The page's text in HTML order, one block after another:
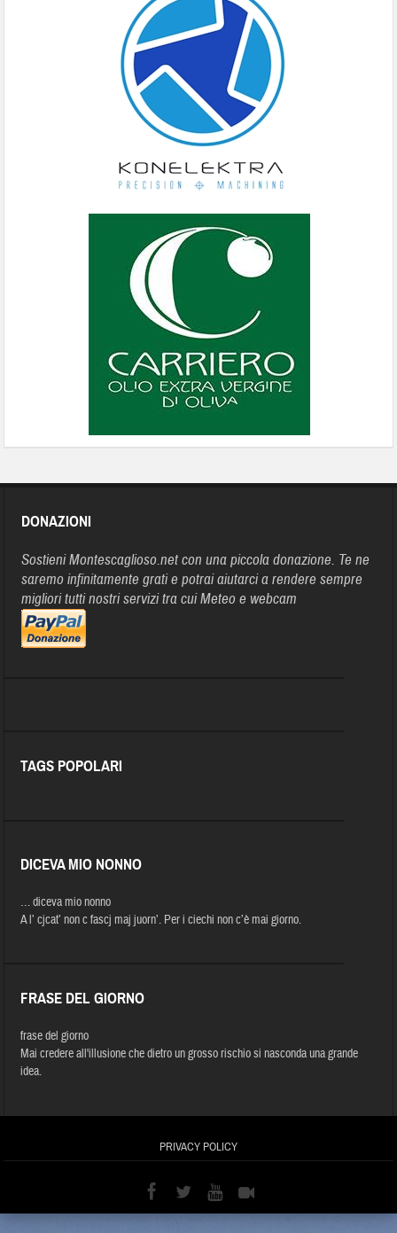
DONAZIONI
Sostieni Montescaglioso.net con una piccola donazione. Te ne
saremo infinitamente grati e potrai aiutarci a rendere sempre
migliori tutti nostri servizi tra cui Meteo e webcam
TAGS POPOLARI
DICEVA MIO NONNO
… diceva mio nonno
A l’ cjcat’ non c fascj maj juorn’. Per i ciechi non c’è mai giorno.
FRASE DEL GIORNO
frase del giorno
Mai credere all'illusione che dietro un grosso rischio si nasconda una grande
idea.
PRIVACY POLICY